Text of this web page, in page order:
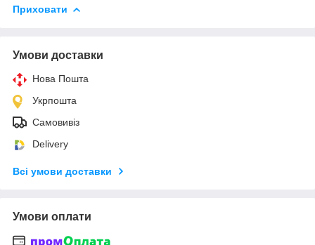
Приховати
Умови доставки
Нова Пошта
Укрпошта
Самовивіз
Delivery
Всі умови доставки
Умови оплати